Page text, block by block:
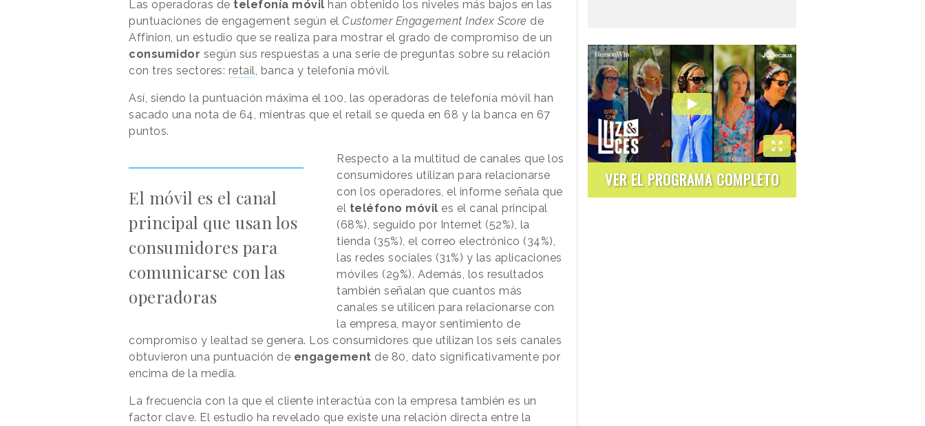
Las operadoras de telefonía móvil han obtenido los niveles más bajos en las
puntuaciones de engagement según el Customer Engagement Index Score de
Affinion, un estudio que se realiza para mostrar el grado de compromiso de un
consumidor según sus respuestas a una serie de preguntas sobre su relación
con tres sectores: retail , banca y telefonía móvil.
Así, siendo la puntuación máxima el 100, las operadoras de telefonía móvil han
sacado una nota de 64, mientras que el retail se queda en 68 y la banca en 67
puntos.
El móvil es el canal
principal que usan los
consumidores para
comunicarse con las
operadoras
Respecto a la multitud de canales que los
consumidores utilizan para relacionarse
con los operadores, el informe señala que
el teléfono móvil es el canal principal
(68%), seguido por Internet (52%), la
tienda (35%), el correo electrónico (34%),
las redes sociales (31%) y las aplicaciones
móviles (29%). Además, los resultados
también señalan que cuantos más
canales se utilicen para relacionarse con
la empresa, mayor sentimiento de
compromiso y lealtad se genera. Los consumidores que utilizan los seis canales
obtuvieron una puntuación de engagement de 80, dato significativamente por
encima de la media.
La frecuencia con la que el cliente interactúa con la empresa también es un
factor clave. El estudio ha revelado que existe una relación directa entre la
VER EL PROGRAMA COMPLETO